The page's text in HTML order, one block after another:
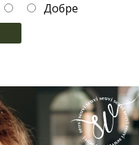
Добре